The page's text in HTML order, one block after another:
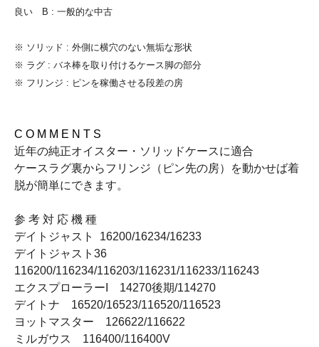
良い B : 一般的な中古
※ ソリッド : 外側に横穴のない無垢な形状
※ ラグ : バネ棒を取り付けるケース脚の部分
※ フリンジ : ピンを稼働させる段差の房
C O M M E N T S
近年の純正オイスター・ソリッドケースに適合
ケースラグ裏からフリンジ（ピン先の房）を動かせば着
脱が簡単にできます。
参 考 対 応 機 種
デイトジャスト 16200/16234/16233
デイトジャスト36
116200/116234/116203/116231/116233/116243
エクスプローラーI 14270後期/114270
デイトナ 16520/16523/116520/116523
ヨットマスター 126622/116622
ミルガウス 116400/116400V